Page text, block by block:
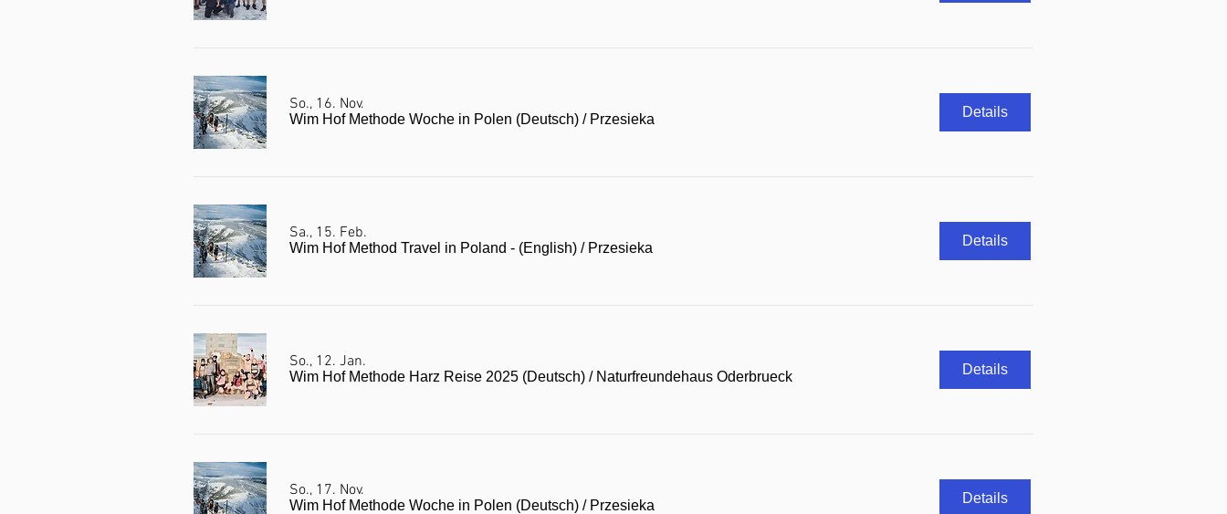
So., 16. Nov.
Wim Hof Methode Woche in Polen (Deutsch) / Przesieka Details
Sa., 15. Feb.
Wim Hof Method Travel in Poland - (English) / Przesieka Details
So., 12. Jan.
Wim Hof Methode Harz Reise 2025 (Deutsch) / Naturfreundehaus Oderbrueck Details
So., 17. Nov.
Wim Hof Methode Woche in Polen (Deutsch) / Przesieka Details